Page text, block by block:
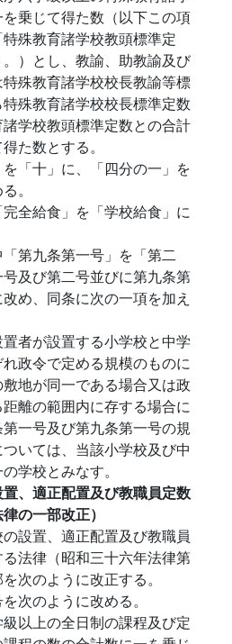
乗じて得た数（以下この項
殊教育諸学校教頭標準定
）とし、教諭、助教諭及び
殊教育諸学校校長教諭等標
殊教育諸学校校長標準定数
学校教頭標準定数との合計
た数とする。
「十」に、「四分の一」を
。
全給食」を「学校給食」に
第九条第一号」を「第二
及び第二号並びに第九条第
め、同条に次の一項を加え
者が設置する小学校と中学
政令で定める規模のものに
地が同一である場合又は政
離の範囲内に存する場合に
一号及び第九条第一号の規
いては、当該小学校及び中
学校とみなす。
置、適正配置及び教職員定数
の一部改正）
設置、適正配置及び教職員
法律（昭和三十六年法律第
次のように改正する。
次のように改める。
級以上の全日制の課程及び定